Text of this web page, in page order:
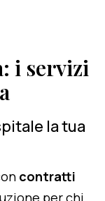
i servizi
la tua
contratti
per chi